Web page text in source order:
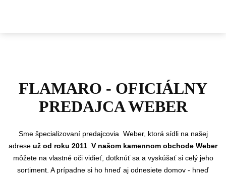
FLAMARO - OFICIÁLNY
PREDAJCA WEBER
Sme špecializovaní predajcovia Weber, ktorá sídli na našej
adrese už od roku 2011 V našom kamennom obchode Weber
môžete na vlastné oči vidieť, dotknúť sa a vyskúšať si celý jeho
sortiment. A prípadne si ho hneď aj odnesiete domov - hneď